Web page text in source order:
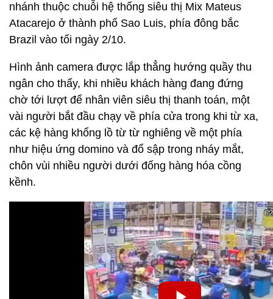
nhánh thuộc chuỗi hệ thống siêu thị Mix Mateus
Atacarejo ở thành phố Sao Luis, phía đông bắc
Brazil vào tối ngày 2/10.
Hình ảnh camera được lắp thẳng hướng quầy thu
ngân cho thấy, khi nhiều khách hàng đang đứng
chờ tới lượt để nhân viên siêu thị thanh toán, một
vài người bắt đầu chạy về phía cửa trong khi từ xa,
các kệ hàng khổng lồ từ từ nghiêng về một phía
như hiệu ứng domino và đổ sập trong nháy mắt,
chôn vùi nhiều người dưới đống hàng hóa cồng
kềnh.